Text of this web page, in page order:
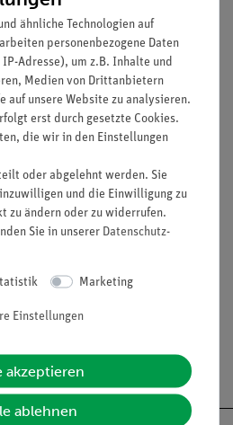
Einsatz der Demo-Tafel Physik
Schülerversuchen durch
ab 300,- €
ähnliche Technologien auf
personenbezogene Daten
Adresse), um z.B. Inhalte und
Medien von Drittanbietern
auf unsere Website zu analysieren.
erst durch gesetzte Cookies.
die wir in den Einstellungen
oder abgelehnt werden. Sie
und die Einwilligung zu
zu ändern oder zu widerrufen.
Sie in unserer Daten­schutz­
Marketing
Einstellungen
akzeptieren
ablehnen